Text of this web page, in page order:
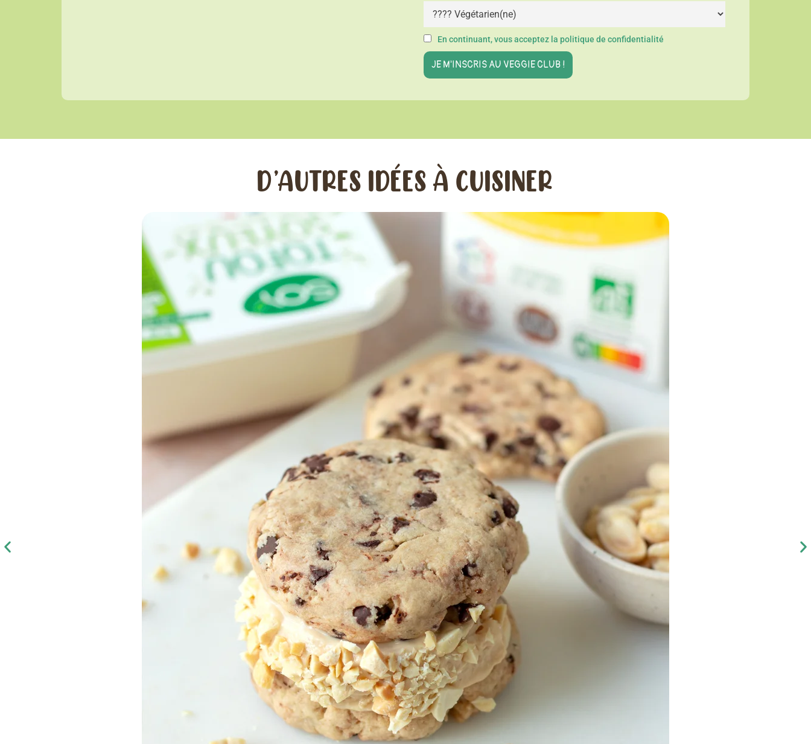
En continuant, vous acceptez la politique de confidentialité
D’AUTRES IDÉES À CUISINER